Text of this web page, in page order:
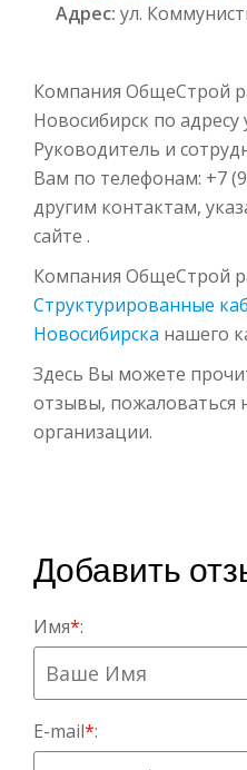
Адрес: ул.
Компания ОбщеСтрой
Новосибирск по адресу
Руководитель и
Вам по телефонам: +7
другим контактам,
сайте .
Компания ОбщеСтрой
Структурированные
Новосибирска нашего
Здесь Вы можете
отзывы, пожаловаться
организации.
Добавить
Имя*:
E-mail*: